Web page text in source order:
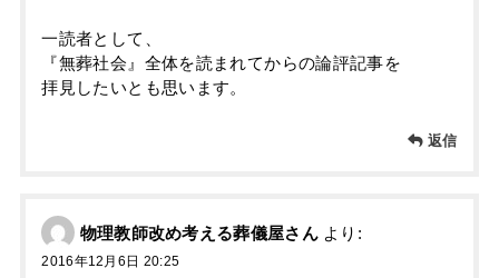
一読者として、
『無葬社会』全体を読まれてからの論評記事を
拝見したいとも思います。
返信
物理教師改め考える葬儀屋さん より:
2016年12月6日 20:25